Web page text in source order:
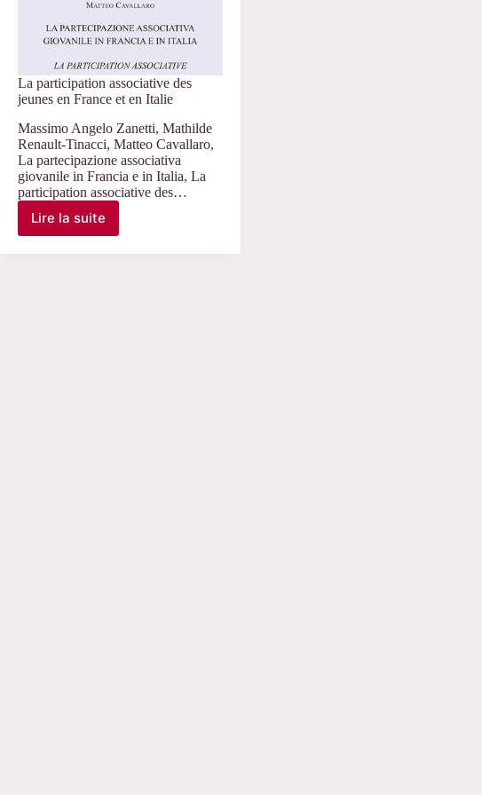
La participation associative des
jeunes en France et en Italie
Massimo Angelo Zanetti, Mathilde
Renault-Tinacci, Matteo Cavallaro,
La partecipazione associativa
giovanile in Francia e in Italia, La
participation associative des…
Lire la suite
La